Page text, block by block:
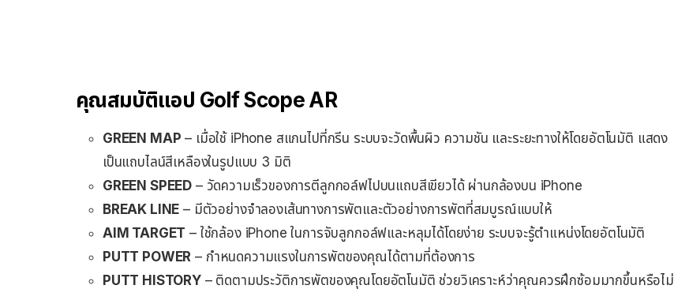
คุณสมบัติแอป Golf Scope AR
GREEN MAP – เมื่อใช้ iPhone สแกนไปที่กรีน ระบบจะวัดพื้นผิว ความชัน และระยะทางให้โดยอัตโนมัติ แสดง
เป็นแถบไลน์สีเหลืองในรูปแบบ 3 มิติ
GREEN SPEED – วัดความเร็วของการตีลูกกอล์ฟไปบนแถบสีเขียวได้ ผ่านกล้องบน iPhone
BREAK LINE – มีตัวอย่างจำลองเส้นทางการพัตและตัวอย่างการพัตที่สมบูรณ์แบบให้
AIM TARGET – ใช้กล้อง iPhone ในการจับลูกกอล์ฟและหลุมได้โดยง่าย ระบบจะรู้ตำแหน่งโดยอัตโนมัติ
PUTT POWER – กำหนดความแรงในการพัตของคุณได้ตามที่ต้องการ
PUTT HISTORY– ติดตามประวัติการพัตของคุณโดยอัตโนมัติ ช่วยวิเคราะห์ว่าคุณควรฝึกซ้อมมากขึ้นหรือไม่